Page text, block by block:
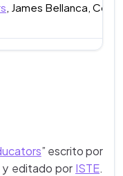
, James Bellanca,
” escrito por
y editado por ISTE.